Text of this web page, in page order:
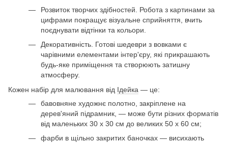
Розвиток творчих здібностей. Робота з картинами за
цифрами покращує візуальне сприйняття, вчить
поєднувати відтінки та кольори.
Декоративність. Готові шедеври з вовками є
чарівними елементами інтер'єру, які прикрашають
будь-яке приміщення та створюють затишну
атмосферу.
Кожен набір для малювання від Ідейка — це:
бавовняне художнє полотно, закріплене на
дерев'яний підрамник, — може бути різних форматів
від маленьких 30 х 30 см до великих 50 х 60 см;
фарби в щільно закритих баночках — висихають